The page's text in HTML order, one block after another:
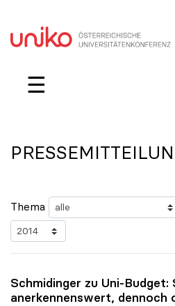
☰
Thema
Schmidinger zu Uni-Budget:
anerkennenswert, dennoch